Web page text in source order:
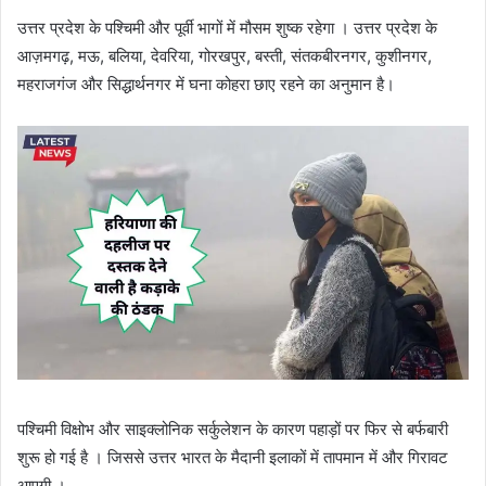
उत्तर प्रदेश के पश्चिमी और पूर्वी भागों में मौसम शुष्क रहेगा । उत्तर प्रदेश के
आज़मगढ़, मऊ, बलिया, देवरिया, गोरखपुर, बस्ती, संतकबीरनगर, कुशीनगर,
महराजगंज और सिद्धार्थनगर में घना कोहरा छाए रहने का अनुमान है।
पश्चिमी विक्षोभ और साइक्लोनिक सर्कुलेशन के कारण पहाड़ों पर फिर से बर्फबारी
शुरू हो गई है । जिससे उत्तर भारत के मैदानी इलाकों में तापमान में और गिरावट